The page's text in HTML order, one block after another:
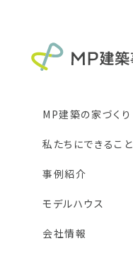
MP建築の家づくり
私たちにできること
事例紹介
モデルハウス
会社情報